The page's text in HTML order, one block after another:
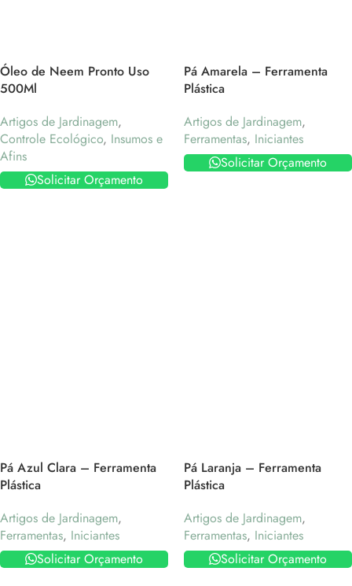
Óleo de Neem Pronto Uso
500Ml
Artigos de Jardinagem,
Controle Ecológico, Insumos e
Afins
Solicitar Orçamento
Pá Amarela – Ferramenta
Plástica
Artigos de Jardinagem,
Ferramentas, Iniciantes
Solicitar Orçamento
Pá Azul Clara – Ferramenta
Plástica
Artigos de Jardinagem,
Ferramentas, Iniciantes
Solicitar Orçamento
Pá Laranja – Ferramenta
Plástica
Artigos de Jardinagem,
Ferramentas, Iniciantes
Solicitar Orçamento